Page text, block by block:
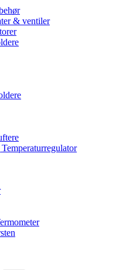
& ventiler